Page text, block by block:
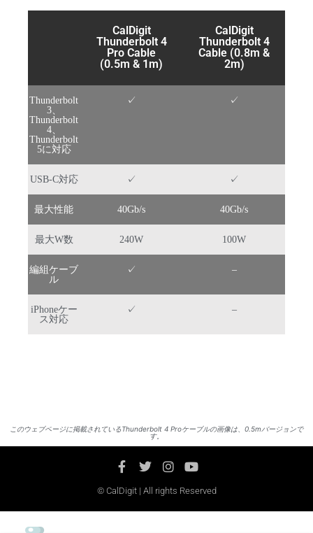
CalDigit
Thunderbolt 4
Pro Cable
(0.5m & 1m)
CalDigit
Thunderbolt 4
Cable (0.8m &
2m)
Thunderbolt
3、
Thunderbolt
4、
Thunderbolt
5に対応
✓ ✓
USB-C対応 ✓ ✓
最大性能 40Gb/s 40Gb/s
最大W数 240W 100W
編組ケーブ
ル
✓ –
iPhoneケー
ス対応
✓ –
このウェブページに掲載されているThunderbolt 4 Proケーブルの画像は、0.5mバージョンで
す。
© CalDigit | All rights Reserved